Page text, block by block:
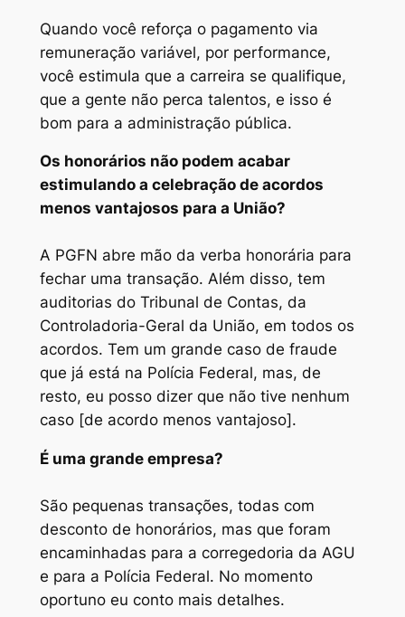
Quando você reforça o pagamento via
remuneração variável, por performance,
você estimula que a carreira se qualifique,
que a gente não perca talentos, e isso é
bom para a administração pública.
Os honorários não podem acabar
estimulando a celebração de acordos
menos vantajosos para a União?
A PGFN abre mão da verba honorária para
fechar uma transação. Além disso, tem
auditorias do Tribunal de Contas, da
Controladoria-Geral da União, em todos os
acordos. Tem um grande caso de fraude
que já está na Polícia Federal, mas, de
resto, eu posso dizer que não tive nenhum
caso [de acordo menos vantajoso].
É uma grande empresa?
São pequenas transações, todas com
desconto de honorários, mas que foram
encaminhadas para a corregedoria da AGU
e para a Polícia Federal. No momento
oportuno eu conto mais detalhes.